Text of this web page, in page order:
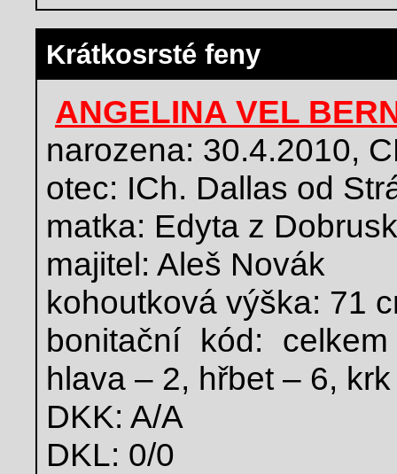
Krátkosrsté feny
ANGELINA VEL
narozena: 30.4.2010,
otec: ICh. Dallas od
matka: Edyta z
majitel: Aleš Novák
kohoutková výška: 71
bonitační kód:
hlava – 2, hřbet – 6,
DKK: A/A
DKL: 0/0